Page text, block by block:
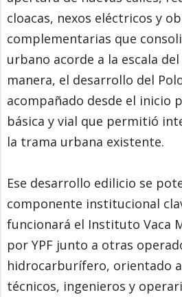
cloacas, nexos eléctricos y
complementarias que
urbano acorde a la escala
manera, el desarrollo del
acompañado desde el inicio
básica y vial que permitió
la trama urbana existente.
Ese desarrollo edilicio se
componente institucional
funcionará el Instituto Vaca
por YPF junto a otras
hidrocarburífero, orientado
técnicos, ingenieros y